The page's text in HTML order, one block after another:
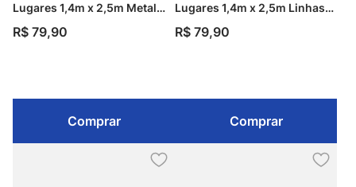
Lugares 1,4m x 2,5m Metal
Shine Kapazi
R$ 79,90
Comprar
Lugares 1,4m x 2,5m Linhas
Brilho Kapazi
R$ 79,90
Comprar